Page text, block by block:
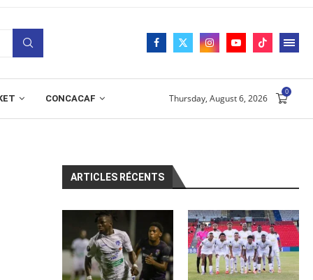
CONCACAF Thursday, August 6, 2026
0
ARTICLES RÉCENTS